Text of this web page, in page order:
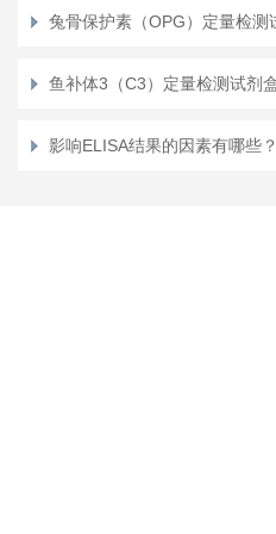
影响ELISA结果的因素有哪些？